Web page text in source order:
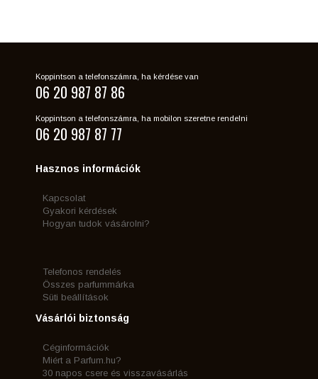
Koppintson a telefonszámra, ha kérdése van
06 20 987 87 86
Koppintson a telefonszámra, ha mobilon szeretne rendelni
06 20 987 87 77
Hasznos információk
Kapcsolat
Gyakori kérdések
Hogyan tudok vásárolni?
Telefonos rendelés
Összes parfummárka
Süti beállítások
Vásárlói biztonság
Céginformációk
Miért a Parfum.hu?
30 napos csere és visszavásárlás